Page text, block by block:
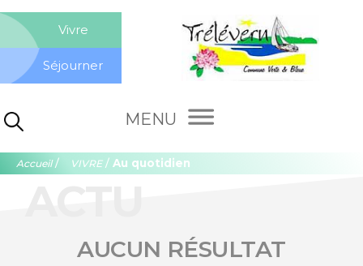
Aller
contenu
Vivre
Séjourner
Rechercher :
Accueil/ VIVRE/ Au quotidien
AUCUN RÉSULTAT